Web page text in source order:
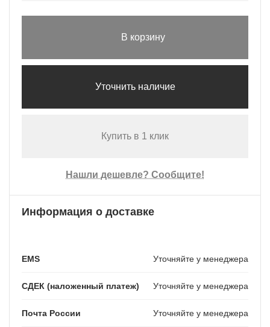
В корзину
Уточнить наличие
Купить в 1 клик
Нашли дешевле? Сообщите!
Информация о доставке
EMS Уточняйте у менеджера
СДЕК (наложенный платеж) Уточняйте у менеджера
Почта России Уточняйте у менеджера